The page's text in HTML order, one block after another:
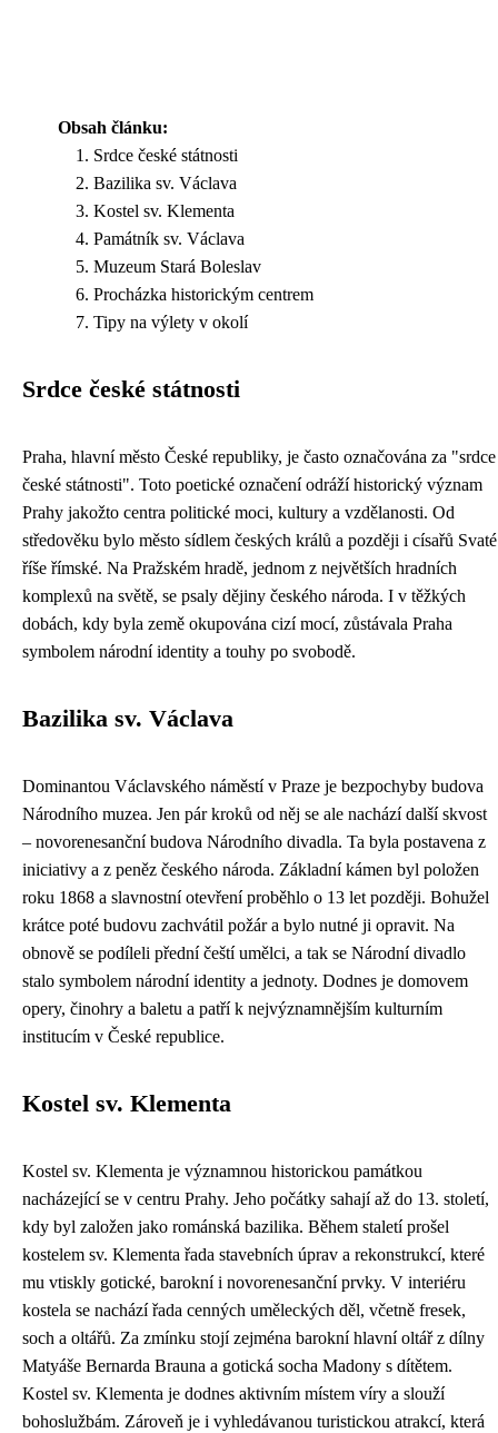
Obsah článku:
Srdce české státnosti
Bazilika sv. Václava
Kostel sv. Klementa
Památník sv. Václava
Muzeum Stará Boleslav
Procházka historickým centrem
Tipy na výlety v okolí
Srdce české státnosti
Praha, hlavní město České republiky, je často označována za "srdce
české státnosti". Toto poetické označení odráží historický význam
Prahy jakožto centra politické moci, kultury a vzdělanosti. Od
středověku bylo město sídlem českých králů a později i císařů Svaté
říše římské. Na Pražském hradě, jednom z největších hradních
komplexů na světě, se psaly dějiny českého národa. I v těžkých
dobách, kdy byla země okupována cizí mocí, zůstávala Praha
symbolem národní identity a touhy po svobodě.
Bazilika sv. Václava
Dominantou Václavského náměstí v Praze je bezpochyby budova
Národního muzea. Jen pár kroků od něj se ale nachází další skvost
– novorenesanční budova Národního divadla. Ta byla postavena z
iniciativy a z peněz českého národa. Základní kámen byl položen
roku 1868 a slavnostní otevření proběhlo o 13 let později. Bohužel
krátce poté budovu zachvátil požár a bylo nutné ji opravit. Na
obnově se podíleli přední čeští umělci, a tak se Národní divadlo
stalo symbolem národní identity a jednoty. Dodnes je domovem
opery, činohry a baletu a patří k nejvýznamnějším kulturním
institucím v České republice.
Kostel sv. Klementa
Kostel sv. Klementa je významnou historickou památkou
nacházející se v centru Prahy. Jeho počátky sahají až do 13. století,
kdy byl založen jako románská bazilika. Během staletí prošel
kostelem sv. Klementa řada stavebních úprav a rekonstrukcí, které
mu vtiskly gotické, barokní i novorenesanční prvky. V interiéru
kostela se nachází řada cenných uměleckých děl, včetně fresek,
soch a oltářů. Za zmínku stojí zejména barokní hlavní oltář z dílny
Matyáše Bernarda Brauna a gotická socha Madony s dítětem.
Kostel sv. Klementa je dodnes aktivním místem víry a slouží
bohoslužbám. Zároveň je i vyhledávanou turistickou atrakcí, která